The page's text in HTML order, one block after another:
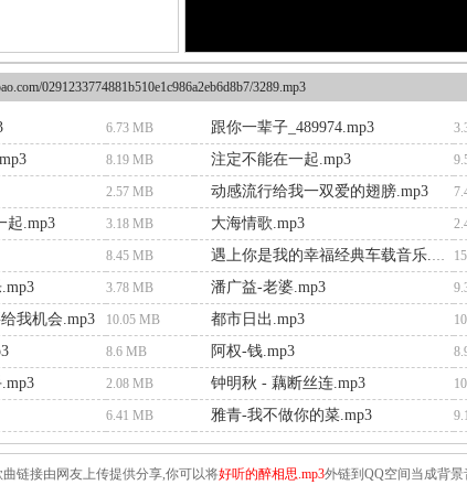
0291233774881b510e1c986a2eb6d8b7/3289.mp3
6.73 MB 跟你一辈子_489974.mp3
8.19 MB 注定不能在一起.mp3
2.57 MB 动感流行给我一双爱的翅膀.mp3
起.mp3 3.18 MB 大海情歌.mp3
8.45 MB 遇上你是我的幸福经典车载音乐.mp3
3.78 MB 潘广益-老婆.mp3
我机会.mp3 10.05 MB 都市日出.mp3
8.6 MB 阿权-钱.mp3
2.08 MB 钟明秋 - 藕断丝连.mp3
6.41 MB 雅青-我不做你的菜.mp3
曲链接由网友上传提供分享,你可以将好听的醉相思.mp3外链到QQ空间当成背景